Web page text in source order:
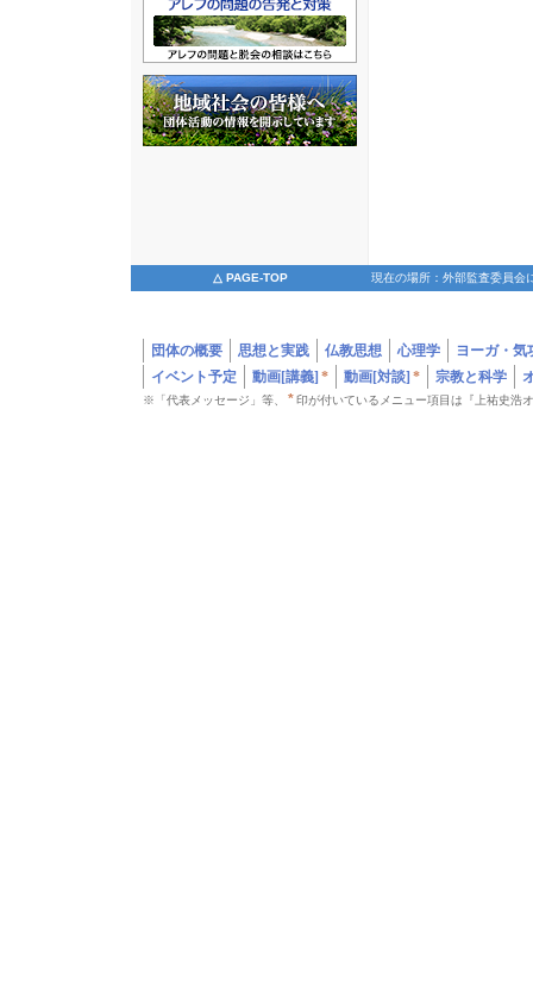
△ PAGE-TOP 現在の場所：外部監査委員会
団体の概要 思想と実践 仏教思想 心理学
ヨーガ・気
イベント予定
動画[講義] * 動画[対談] * 宗教と科学
※「代表メッセージ」等、 * 印が付いているメニュー項目は『上祐史浩